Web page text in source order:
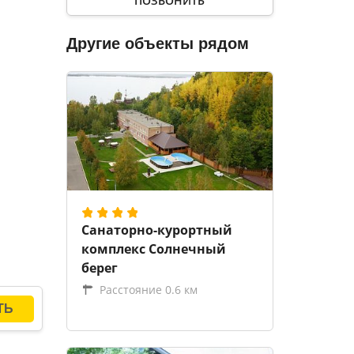
в
на
Другие объекты рядом
Санаторно-курортный
комплекс Солнечный
берег
Расстояние 0.6 км